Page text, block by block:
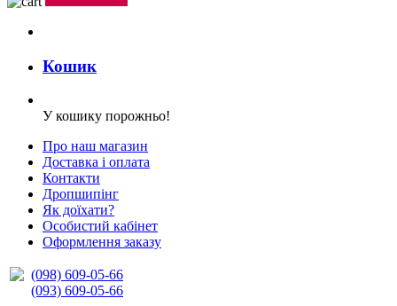
Кошик
У кошику порожньо!
Про наш магазин
Доставка і оплата
Контакти
Дропшипінг
Як доїхати?
Особистий кабінет
Оформлення заказу
(098) 609-05-66
(093) 609-05-66